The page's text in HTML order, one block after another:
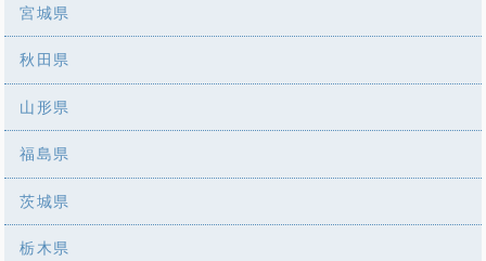
宮城県
秋田県
山形県
福島県
茨城県
栃木県